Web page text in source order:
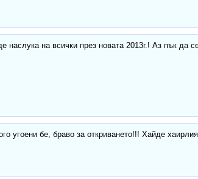
наслука на всички през новата 2013г.! Аз пък да
угоени бе, браво за откриването!!! Хайде